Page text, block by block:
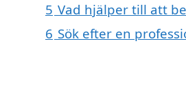
5 Vad hjälper till att
6 Sök efter en